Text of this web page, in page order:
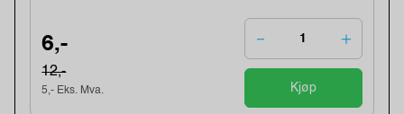
6,-
12,-
5,- Eks. Mva. Kjøp